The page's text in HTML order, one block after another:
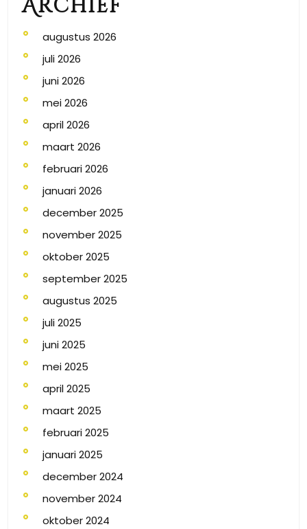
Archief
augustus 2026
juli 2026
juni 2026
mei 2026
april 2026
maart 2026
februari 2026
januari 2026
december 2025
november 2025
oktober 2025
september 2025
augustus 2025
juli 2025
juni 2025
mei 2025
april 2025
maart 2025
februari 2025
januari 2025
december 2024
november 2024
oktober 2024